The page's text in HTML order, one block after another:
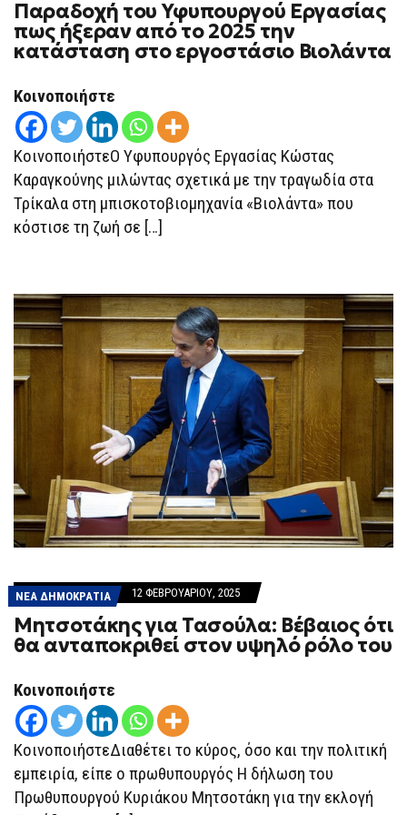
ΠΑΡΑΔΟΧΉ
ΤΟΥ
ΥΦΥΠΟΥΡΓΟΎ
ΕΡΓΑΣΊΑΣ
ΣΤΟ
ΒΙΟΛΆΝΤΑ
Παραδοχή του Υφυπουργού Εργασίας
πως ήξεραν από το 2025 την
κατάσταση στο εργοστάσιο Βιολάντα
Κοινοποιήστε
ΚοινοποιήστεΟ Υφυπουργός Εργασίας Κώστας
Καραγκούνης μιλώντας σχετικά με την τραγωδία στα
Τρίκαλα στη μπισκοτοβιομηχανία «Βιολάντα» που
κόστισε τη ζωή σε […]
ΝΕΑ ΔΗΜΟΚΡΑΤΙΑ 12 ΦΕΒΡΟΥΑΡΊΟΥ, 2025
Μητσοτάκης για Τασούλα: Bέβαιος ότι
θα ανταποκριθεί στον υψηλό ρόλο του
Κοινοποιήστε
ΚοινοποιήστεΔιαθέτει το κύρος, όσο και την πολιτική
εμπειρία, είπε ο πρωθυπουργός Η δήλωση του
Πρωθυπουργού Κυριάκου Μητσοτάκη για την εκλογή